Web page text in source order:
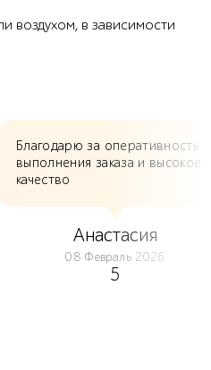
воздухом, в зависимости
Благодарю за оперативность
выполнения заказа и высокое
качество
Анастасия
08 Февраль 2026
5